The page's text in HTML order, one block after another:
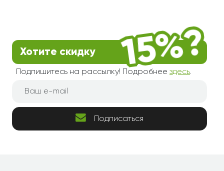
Хотите скидку
Подпишитесь на рассылку! Подробнее здесь.
Подписаться